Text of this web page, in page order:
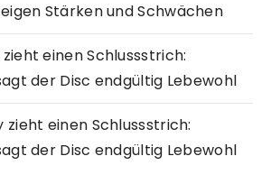
Stärken und Schwächen
zieht einen Schlussstrich:
der Disc endgültig Lebewohl
zieht einen Schlussstrich:
der Disc endgültig Lebewohl